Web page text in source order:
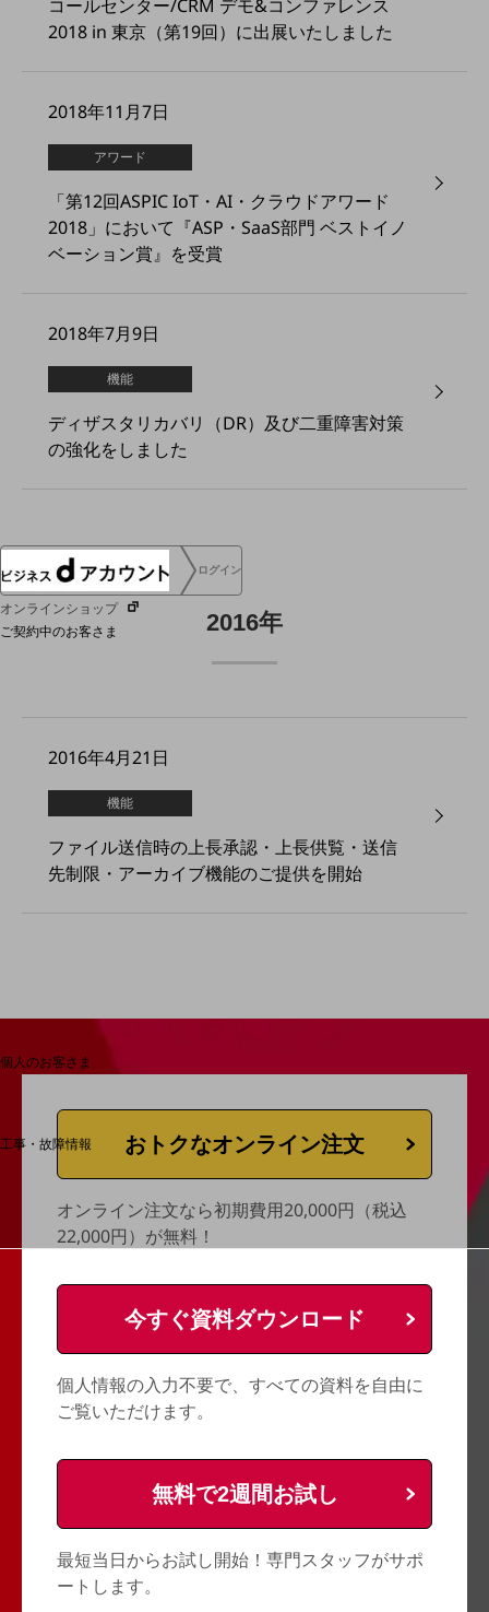
経営情報TOP
電子公告
採用情報
採用情報TOP
新卒採用
障がい者採用
ログイン
オンラインショップ
ご契約中のお客さま
ご契約中サービスの一元管理
Web明細(My docomo)
個人のお客さま
OCNなど
工事・故障情報
SDPFナレッジセンター
NTTドコモ 通信障害情報
コールセンター/CRM デモ&コンファレンス
2018 in 東京（第19回）に出展いたしました
2018年11月7日
アワード
「第12回ASPIC IoT・AI・クラウドアワード
2018」において『ASP・SaaS部門 ベストイノ
ベーション賞』を受賞
2018年7月9日
機能
ディザスタリカバリ（DR）及び二重障害対策
の強化をしました
2016年
2016年4月21日
機能
ファイル送信時の上長承認・上長供覧・送信
先制限・アーカイブ機能のご提供を開始
おトクなオンライン注文
オンライン注文なら初期費用20,000円（税込
22,000円）が無料！
今すぐ資料ダウンロード
個人情報の入力不要で、すべての資料を自由に
ご覧いただけます。
無料で2週間お試し
最短当日からお試し開始！専門スタッフがサポ
ートします。